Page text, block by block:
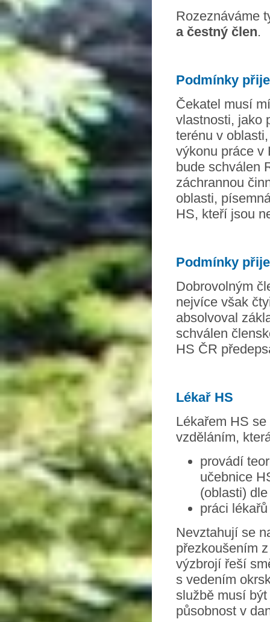
Rozeznáváme
a čestný člen.
Podmínky
Čekatel musí
vlastnosti, jako
terénu v
výkonu práce v
bude schválen
záchrannou
oblasti,
HS, kteří jsou
Podmínky
Dobrovolným
nejvíce však
absolvoval
schválen
HS ČR
Lékař HS
Lékařem HS
vzděláním,
provádí
učebnice
(oblasti)
práci
Nevztahují se
přezkoušením
výzbrojí řeší
s vedením
službě musí být
působnost v